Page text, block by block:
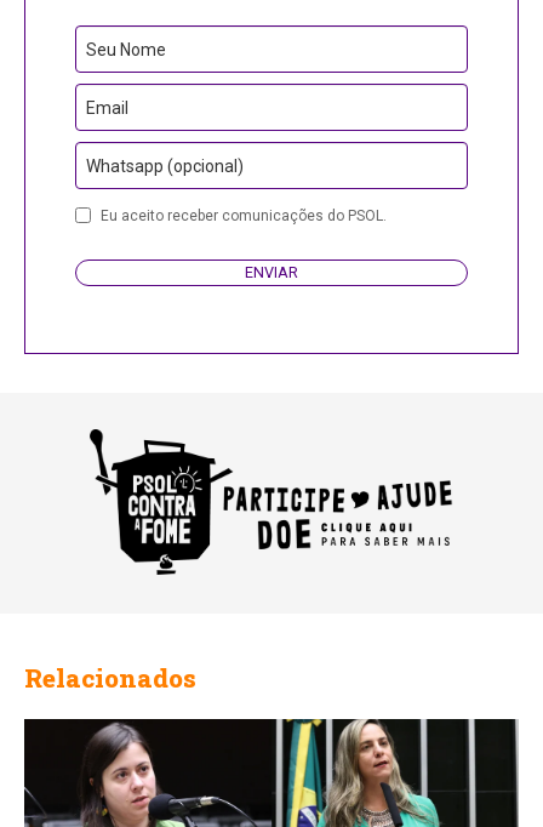
Company
Name
Seu Nome
Email
Whatsapp (opcional)
Eu aceito receber comunicações do PSOL.
ENVIAR
Relacionados